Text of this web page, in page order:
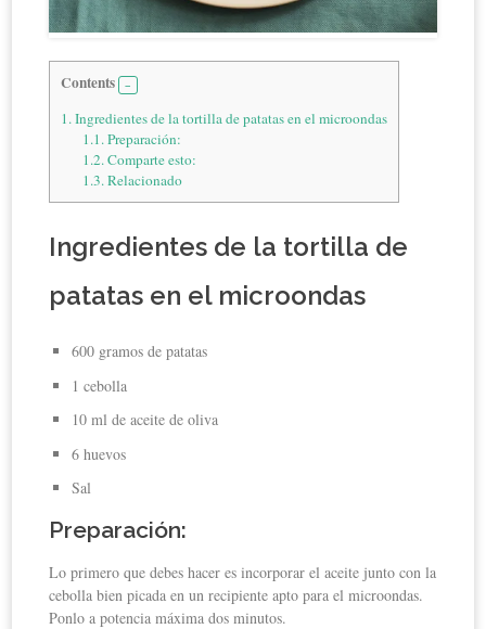
Contents
1.Ingredientes de la tortilla de patatas en el microondas
1.1.Preparación:
1.2.Comparte esto:
1.3.Relacionado
Ingredientes de la tortilla de
patatas en el microondas
600 gramos de patatas
1 cebolla
10 ml de aceite de oliva
6 huevos
Sal
Preparación:
Lo primero que debes hacer es incorporar el aceite junto con la
cebolla bien picada en un recipiente apto para el microondas.
Ponlo a potencia máxima dos minutos.